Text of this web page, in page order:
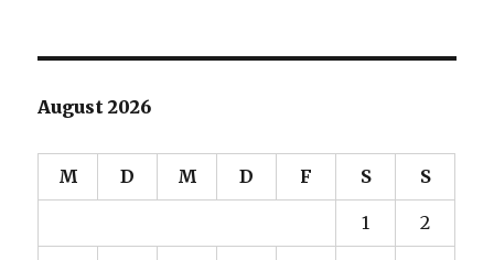
August 2026
M D M D F S S
1 2